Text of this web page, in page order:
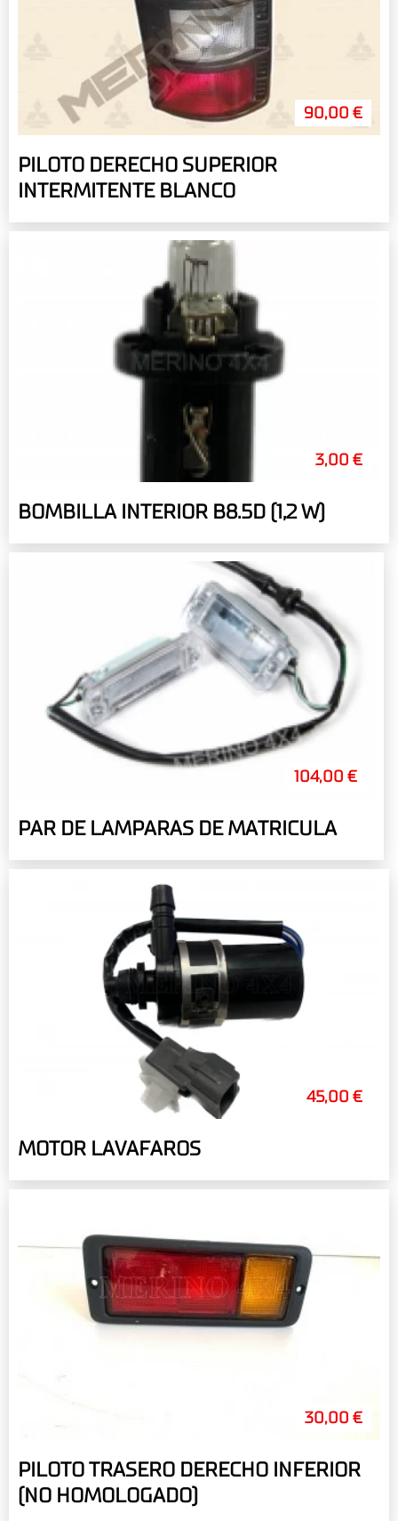
90,00 €
PILOTO DERECHO SUPERIOR
INTERMITENTE BLANCO
3,00 €
BOMBILLA INTERIOR B8.5D (1,2 W)
104,00 €
PAR DE LAMPARAS DE MATRICULA
45,00 €
MOTOR LAVAFAROS
30,00 €
PILOTO TRASERO DERECHO INFERIOR
(NO HOMOLOGADO)